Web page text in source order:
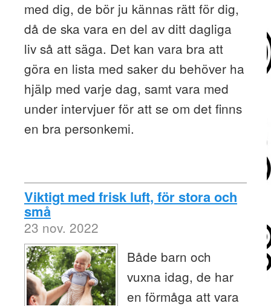
med dig, de bör ju kännas rätt för dig,
då de ska vara en del av ditt dagliga
liv så att säga. Det kan vara bra att
göra en lista med saker du behöver ha
hjälp med varje dag, samt vara med
under intervjuer för att se om det finns
en bra personkemi.
Viktigt med frisk luft, för stora och
små
23 nov. 2022
Både barn och
vuxna idag, de har
en förmåga att vara